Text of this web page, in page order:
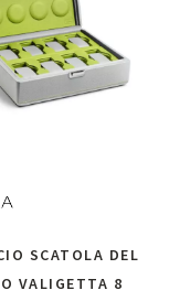
SCATOLA DEL
VALIGETTA 8